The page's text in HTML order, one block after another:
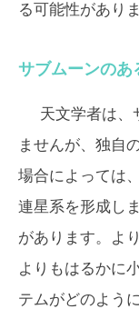
る可能性がありま
サブムーンのあ
天文学者は、
ませんが、独自
場合によっては
連星系を形成し
があります。よ
よりもはるかに
テムがどのよう